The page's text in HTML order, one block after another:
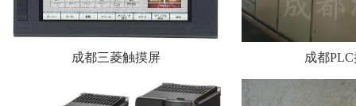
成都三菱触摸屏 成都